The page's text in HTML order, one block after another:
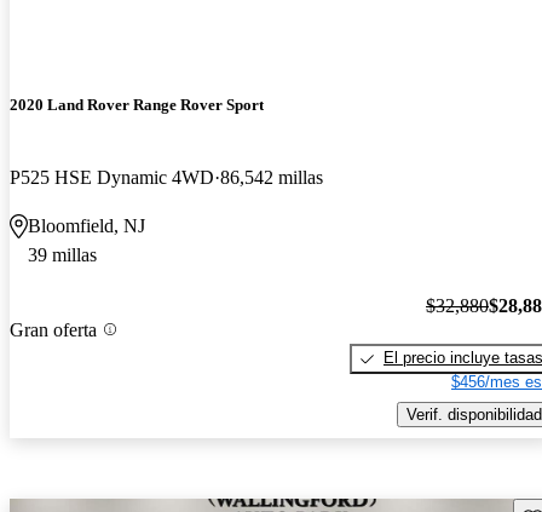
2020 Land Rover Range Rover Sport
P525 HSE Dynamic 4WD 86,542 millas
Bloomfield, NJ
39 millas
Gran oferta
$32,880
El precio incluye tasas
$456/mes
Verif. disponibilidad